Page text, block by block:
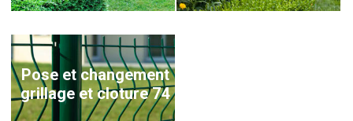
Pose et changement
grillage et cloture 74